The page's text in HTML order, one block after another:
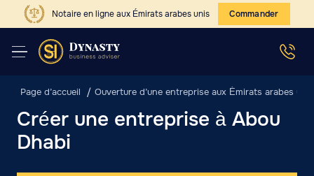
Notaire en ligne aux Émirats arabes unis Commander
Page d’accueil Ouverture d’une entreprise aux Émirats arabes unis
Créer une entreprise à Abou
Dhabi